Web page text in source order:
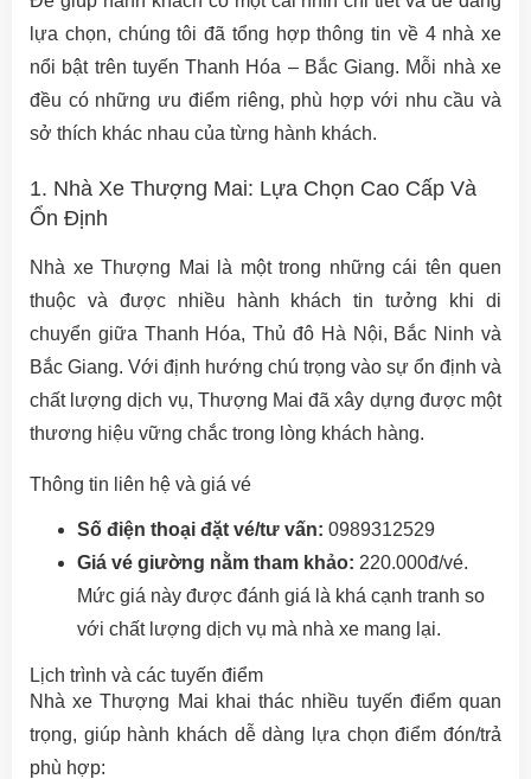
lựa chọn, chúng tôi đã tổng hợp thông tin về 4 nhà xe
nổi bật trên tuyến Thanh Hóa – Bắc Giang. Mỗi nhà xe
đều có những ưu điểm riêng, phù hợp với nhu cầu và
sở thích khác nhau của từng hành khách.
1. Nhà Xe Thượng Mai: Lựa Chọn Cao Cấp Và
Ổn Định
Nhà xe Thượng Mai là một trong những cái tên quen
thuộc và được nhiều hành khách tin tưởng khi di
chuyển giữa Thanh Hóa, Thủ đô Hà Nội, Bắc Ninh và
Bắc Giang. Với định hướng chú trọng vào sự ổn định và
chất lượng dịch vụ, Thượng Mai đã xây dựng được một
thương hiệu vững chắc trong lòng khách hàng.
Thông tin liên hệ và giá vé
Số điện thoại đặt vé/tư vấn: 0989312529
Giá vé giường nằm tham khảo: 220.000đ/vé.
Mức giá này được đánh giá là khá cạnh tranh so
với chất lượng dịch vụ mà nhà xe mang lại.
Lịch trình và các tuyến điểm
Nhà xe Thượng Mai khai thác nhiều tuyến điểm quan
trọng, giúp hành khách dễ dàng lựa chọn điểm đón/trả
phù hợp: